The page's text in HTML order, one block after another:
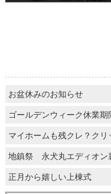
お盆休みのお知らせ
ゴールデンウィーク休業期
マイホームも残クレ？クリ
地鎮祭 永犬丸エディオン
正月から嬉しい上棟式